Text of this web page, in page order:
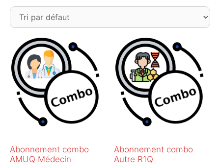
Abonnement combo
AMUQ Médecin
Abonnement combo
Autre R1Q